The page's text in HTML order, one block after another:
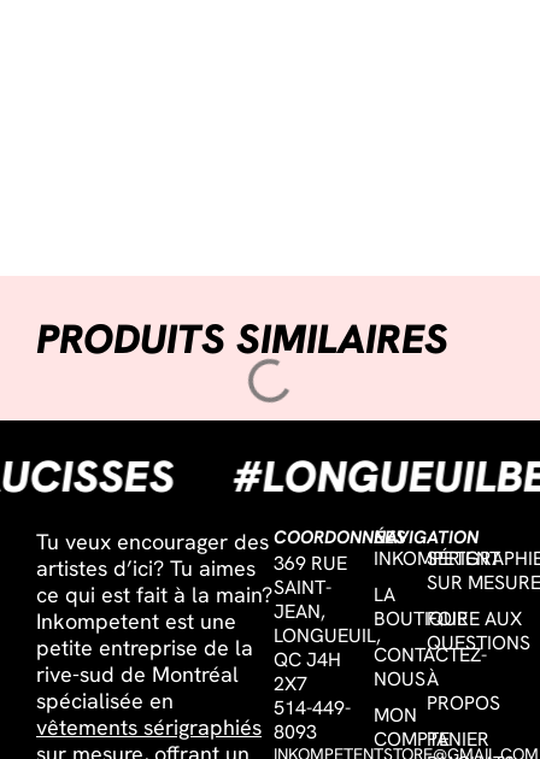
PRODUITS SIMILAIRES
Tu veux encourager des
artistes d’ici? Tu aimes
ce qui est fait à la main?
Inkompetent est une
petite entreprise de la
rive-sud de Montréal
spécialisée en
vêtements sérigraphiés
COORDONNÉES
369 RUE
SAINT-
JEAN,
LONGUEUIL,
QC J4H
2X7
514-449-
8093
INKOMPETENTSTORE@GMAIL.COM
NAVIGATION
INKOMPETENT
LA
BOUTIQUE
CONTACTEZ-
NOUS
MON
COMPTE
SUR
FOIRE AUX
QUESTIONS
À
PROPOS
PANIER